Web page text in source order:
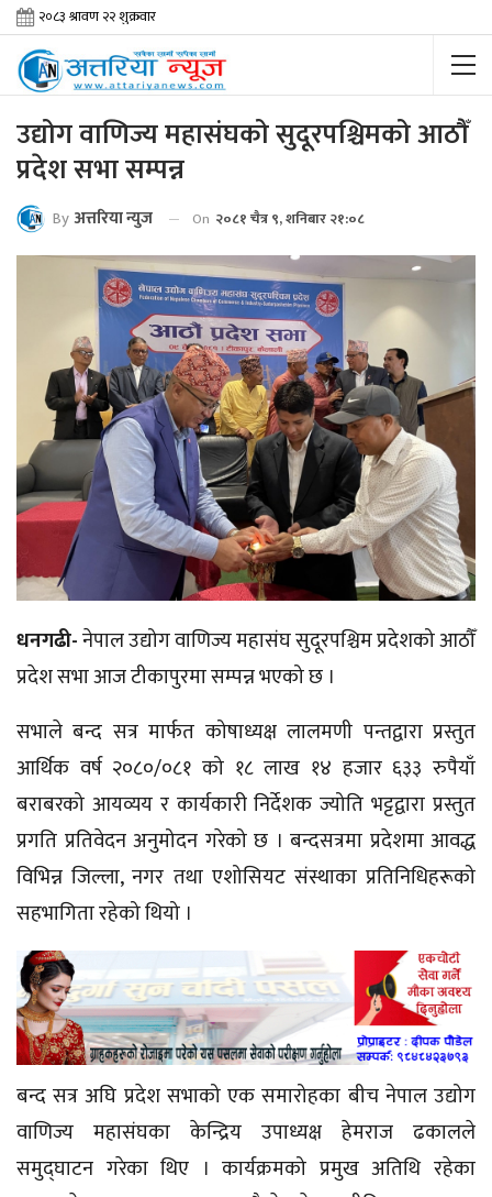
उद्योग वाणिज्य महासंघको सुदूरपश्चिमको आठौँ
प्रदेश सभा सम्पन्न
By अत्तरिया न्युज On २०८१ चैत्र ९, शनिबार २१:०८
धनगढी-नेपाल उद्योग वाणिज्यमहासंघसुदूरपश्चिम प्रदेशकोआठौँ
प्रदेश सभा आज टीकापुरमा सम्पन्न भएको छ ।
सभाले बन्द सत्र मार्फत कोषाध्यक्षलालमणी पन्तद्वारा प्रस्तुत
आर्थिक वर्ष २०८०/०८१ को १८ लाख १४ हजार ६३३ रुपैयाँ
बराबरको आयव्यय र कार्यकारी निर्देशक ज्योति भट्टद्वारा प्रस्तुत
प्रगति प्रतिवेदन अनुमोदन गरेको छ । बन्दसत्रमा प्रदेशमा आवद्ध
विभिन्न जिल्ला, नगर तथा एशोसियटसंस्थाकाप्रतिनिधिहरूको
सहभागितारहेको थियो ।
बन्द सत्र अघि प्रदेश सभाको एकसमारोहका बीचनेपाल उद्योग
वाणिज्य महासंघका केन्द्रिय उपाध्यक्ष हेमराज ढकालले
समुद्घाटन गरेका थिए । कार्यक्रमको प्रमुख अतिथि रहेका